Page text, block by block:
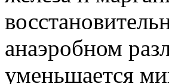
анаэробном
уменьшается